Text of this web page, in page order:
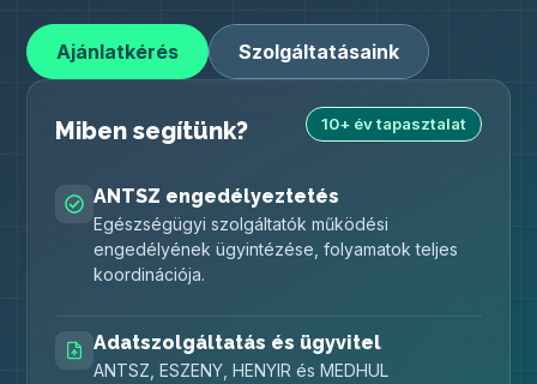
Ajánlatkérés Szolgáltatásaink
Miben segítünk? 10+ év tapasztalat
ANTSZ engedélyeztetés
Egészségügyi szolgáltatók működési
engedélyének ügyintézése, folyamatok teljes
koordinációja.
Adatszolgáltatás és ügyvitel
ANTSZ, ESZENY, HENYIR és MEDHUL